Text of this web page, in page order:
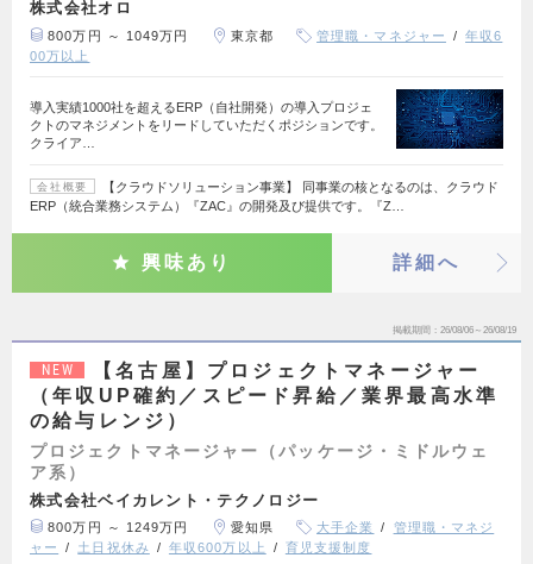
株式会社オロ
800万円 ～ 1049万円 東京都 管理職・マネジャー
年収6
00万以上
導入実績1000社を超えるERP（自社開発）の導入プロジェ
クトのマネジメントをリードしていただくポジションです。
クライア…
会社概要
【クラウドソリューション事業】 同事業の核となるのは、クラウド
ERP（統合業務システム）『ZAC』の開発及び提供です。『Z…
興味あり 詳細へ
掲載期間 26/08/06～26/08/19
NEW
【名古屋】プロジェクトマネージャー
（年収UP確約／スピード昇給／業界最高水準
の給与レンジ）
プロジェクトマネージャー（パッケージ・ミドルウェ
ア系）
株式会社ベイカレント・テクノロジー
800万円 ～ 1249万円 愛知県 大手企業
管理職・マネジ
ャー
土日祝休み 年収600万以上 育児支援制度